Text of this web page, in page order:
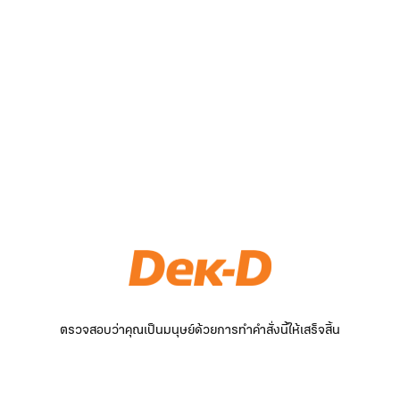
ตรวจสอบว่าคุณเป็นมนุษย์ด้วยการทำคำสั่งนี้ให้เสร็จสิ้น